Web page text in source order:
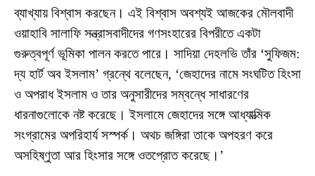
ব্যাখ্যায় বিশ্বাস করছেন। এই বিশ্বাস অবশ্যই আজকের মৌলবাদী
ওয়াহাবি সালাফি সন্ত্রাসবাদীদের গণসংহারের বিপরীতে একটা
গুরুত্বপূর্ণ ভূমিকা পালন করতে পারে। সাদিয়া দেহলভি তাঁর ‘সুফিজম:
দ্য হার্ট অব ইসলাম’ গ্রন্থে বলেছেন, ‘জেহাদের নামে সংঘটিত হিংসা
ও অপরাধ ইসলাম ও তার অনুসারীদের সম্বন্ধে সাধারণের
ধারনাগুলোকে নষ্ট করেছে। ইসলামে জেহাদের সঙ্গে আধ্যাত্মিক
সংগ্রামের অপরিহার্য সস্পর্ক। অথচ জঙ্গিরা তাকে অপহরণ করে
অসহিষ্ণুতা আর হিংসার সঙ্গে ওতপ্রোত করেছে।’